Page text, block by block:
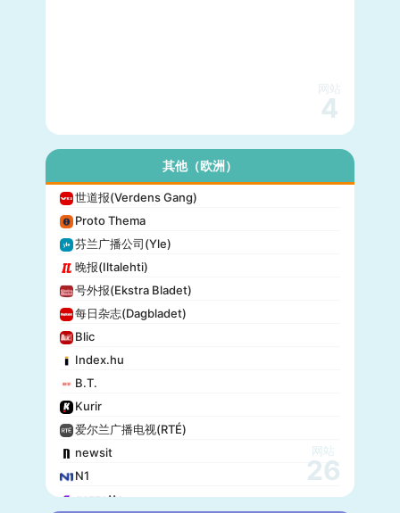
网站
4
其他（欧洲）
世道报(Verdens Gang)
Proto Thema
芬兰广播公司(Yle)
晚报(Iltalehti)
号外报(Ekstra Bladet)
每日杂志(Dagbladet)
Blic
Index.hu
B.T.
Kurir
爱尔兰广播电视(RTÉ)
newsit
N1
gazzetta
网站
26